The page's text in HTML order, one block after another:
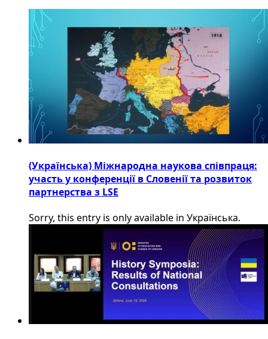
(Українська) Міжнародна наукова співпраця:
участь у конференції в Словенії та розвиток
партнерства з LSE
Sorry, this entry is only available in Українська.